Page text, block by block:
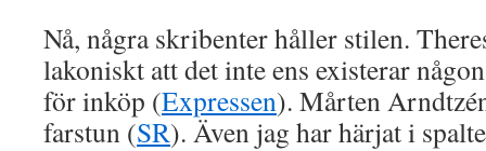
Nå, några skribenter håller stilen.
lakoniskt att det inte ens existerar
för inköp (Expressen). Mårten
farstun (SR). Även jag har härjat i